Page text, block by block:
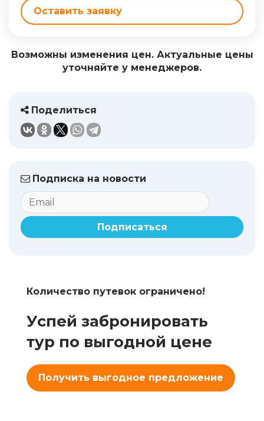
Оставить заявку
Возможны изменения цен. Актуальные цены
уточняйте у менеджеров.
Поделиться
Подписка на новости
Подписаться
Количество путевок ограничено!
Успей забронировать
тур по выгодной цене
Получить выгодное предложение